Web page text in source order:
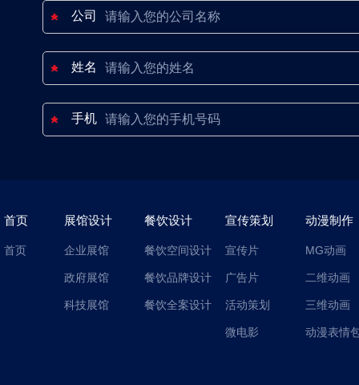
公司
姓名
手机
首页
首页
展馆设计
企业展馆
政府展馆
科技展馆
餐饮设计
餐饮空间设计
餐饮品牌设计
餐饮全案设计
宣传策划
宣传片
广告片
活动策划
微电影
动漫制作
MG动画
二维动画
三维动画
动漫表情